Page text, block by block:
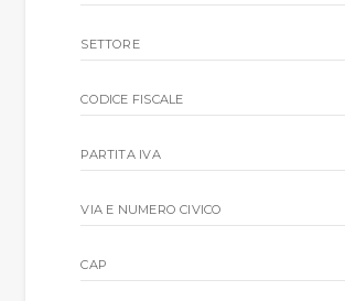
SETTORE
CODICE FISCALE
PARTITA IVA
VIA E NUMERO CIVICO
CAP